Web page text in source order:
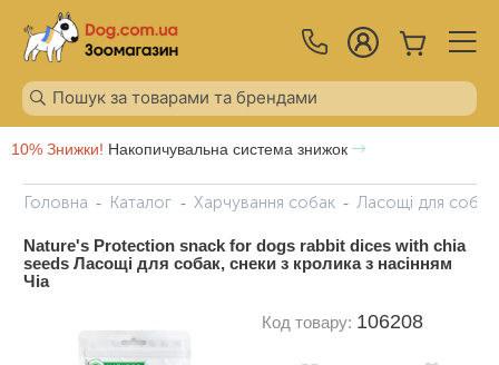
10% Знижки! Накопичувальна система знижок
Головна Каталог Харчування собак Ласощі для собак
Nature's Protection snack for dogs rabbit dices with chia
seeds Ласощі для собак, снеки з кролика з насінням
Чіа
Код товару: 106208